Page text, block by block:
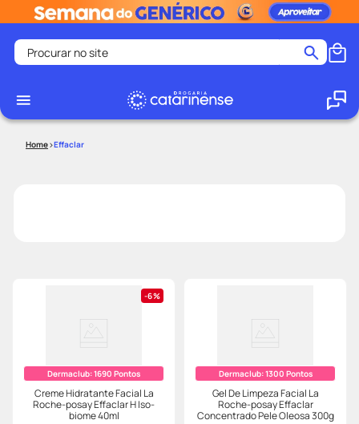
Procurar no site
1
teste gravidez
Effaclar
6%
Dermaclub:1690 Pontos
Creme Hidratante Facial La
Roche-posay Effaclar H Iso-
biome 40ml
Dermaclub:1300 Pontos
Gel De Limpeza Facial La
Roche-posay Effaclar
Concentrado Pele Oleosa 300g